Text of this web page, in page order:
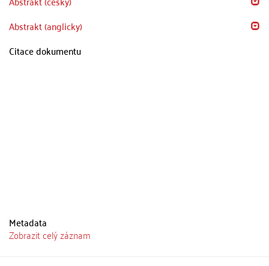
Abstrakt (anglicky)
Citace dokumentu
Metadata
Zobrazit celý záznam